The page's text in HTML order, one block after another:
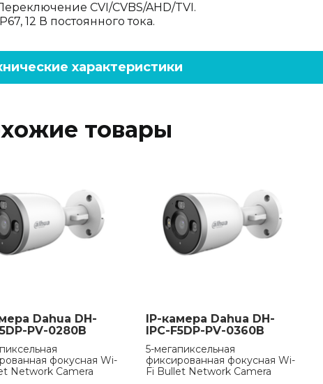
CVI/CVBS/AHD/TVI.
12 В постоянного тока.
характеристики
товары
Dahua DH-
PV-0280B
фокусная Wi-
Network Camera
IP-камера Dahua DH-
IPC-F5DP-PV-0360B
5-мегапиксельная
фиксированная фокусная Wi-
Fi Bullet Network Camera